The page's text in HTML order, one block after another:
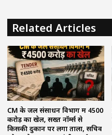
Related Articles
CM के जल संसाधन विभाग में ₹4500
करोड़ का खेल, सख्त नॉर्म्स से
किसकी दुकान पर लगा ताला, सचिव